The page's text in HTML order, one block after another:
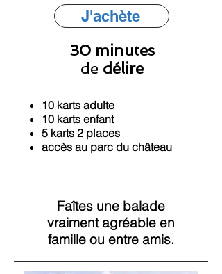
J'achète
30 minutes
de délire
10 karts adulte
10 karts enfant
5 karts 2 places
accès au parc du château
Faîtes une balade
vraiment agréable en
famille ou entre amis.